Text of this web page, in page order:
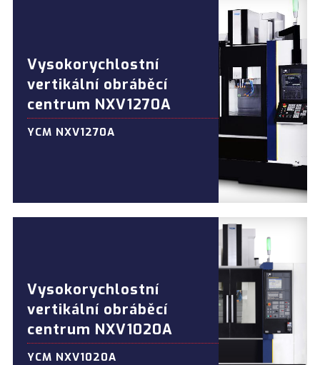
Vysokorychlostní
vertikální obráběcí
centrum NXV1270A
YCM NXV1270A
Vysokorychlostní
vertikální obráběcí
centrum NXV1020A
YCM NXV1020A